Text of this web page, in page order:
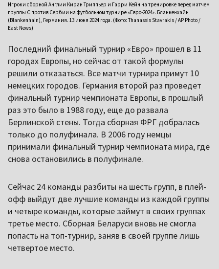
Игроки сборной Англии Киран Триппьер и Гарри Кейн на тренировке перед матчем
группы С против Сербии на футбольном турнире «Евро-2024». Бланкенхайн
(Blankenhain), Германия. 13 июня 2024 года. (Фото: Thanassis Stavrakis / AP Photo /
East News)
Последний финальный турнир «Евро» прошел в 11
городах Европы, но сейчас от такой формулы
решили отказаться. Все матчи турнира примут 10
немецких городов. Германия второй раз проведет
финальный турнир чемпионата Европы, в прошлый
раз это было в 1988 году, еще до развала
Берлинской стены. Тогда сборная ФРГ добралась
только до полуфинала. В 2006 году немцы
принимали финальный турнир чемпионата мира, где
снова остановились в полуфинале.
Сейчас 24 команды разбиты на шесть групп, в плей-
офф выйдут две лучшие команды из каждой группы
и четыре команды, которые займут в своих группах
третье место. Сборная Беларуси вновь не смогла
попасть на топ-турнир, заняв в своей группе лишь
четвертое место.